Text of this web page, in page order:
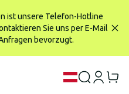
ist unsere Telefon-Hotline
Sie uns per E-Mail
bevorzugt.